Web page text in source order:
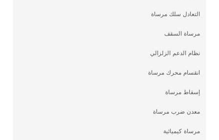
التعادل سلك مرساة
مرساة السقف
نظام الدعم الزلزالي
انقسام محرك مرساة
إسقاط مرساة
معدن ضرب مرساة
مرساة كيميائية